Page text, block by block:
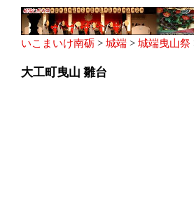
いこまいけ南砺 > 城端 > 城端曳山祭
大工町曳山 雛台